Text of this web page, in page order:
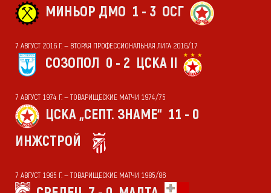
МИНЬОР ДМО 1 - 3 ОСГ
7 АВГУСТ 2016 Г. — ВТОРАЯ ПРОФЕССИОНАЛЬНАЯ ЛИГА 2016/17
СОЗОПОЛ 0 - 2 ЦСКА II
7 АВГУСТ 1974 Г. — ТОВАРИЩЕСКИЕ МАТЧИ 1974/75
ЦСКА „СЕПТ. ЗНАМЕ“ 11 - 0
ИНЖСТРОЙ
7 АВГУСТ 1985 Г. — ТОВАРИЩЕСКИЕ МАТЧИ 1985/86